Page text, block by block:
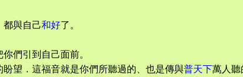
都與自己和好了。
你們引到自己面前。
望．這福音就是你們所聽過的、也是傳與普天下萬人聽